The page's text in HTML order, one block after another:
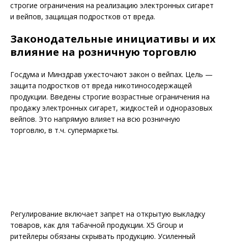
строгие ограничения на реализацию электронных сигарет
и вейпов, защищая подростков от вреда.
Законодательные инициативы и их
влияние на розничную торговлю
Госдума и Минздрав ужесточают закон о вейпах. Цель —
защита подростков от вреда никотиносодержащей
продукции. Введены строгие возрастные ограничения на
продажу электронных сигарет, жидкостей и одноразовых
вейпов. Это напрямую влияет на всю розничную
торговлю, в т.ч. супермаркеты.
Регулирование включает запрет на открытую выкладку
товаров, как для табачной продукции. X5 Group и
ритейлеры обязаны скрывать продукцию. Усиленный